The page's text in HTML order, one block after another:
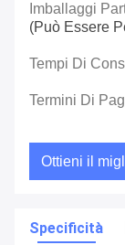
Imballaggi
(può Essere
Tempi Di
Termini Di
Ottieni il
Specificità